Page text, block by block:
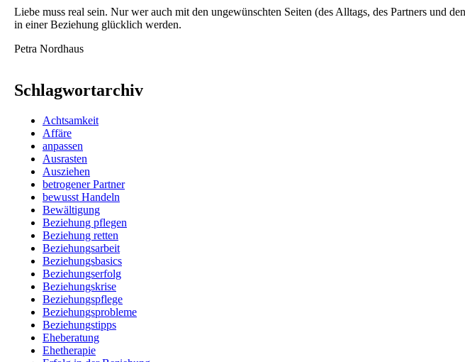
Liebe muss real sein. Nur wer auch mit den ungewünschten Seiten (des Alltags, des Partners und
in einer Beziehung glücklich werden.
Petra Nordhaus
Schlagwortarchiv
Achtsamkeit
Affäre
anpassen
Ausrasten
Ausziehen
betrogener Partner
bewusst Handeln
Bewältigung
Beziehung pflegen
Beziehung retten
Beziehungsarbeit
Beziehungsbasics
Beziehungserfolg
Beziehungskrise
Beziehungspflege
Beziehungsprobleme
Beziehungstipps
Eheberatung
Ehetherapie